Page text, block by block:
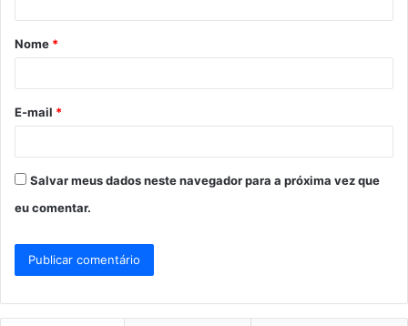
á
r
*
Nome *
E-mail *
Salvar meus dados neste navegador para a próxima vez que
eu comentar.